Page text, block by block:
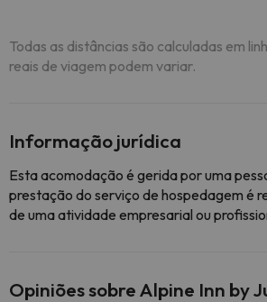
Todas as distâncias são calculadas em
reais de viagem podem variar.
Informação jurídica
Esta acomodação é gerida por uma
prestação do serviço de hospedagem é
de uma atividade empresarial ou
Opiniões sobre Alpine Inn by